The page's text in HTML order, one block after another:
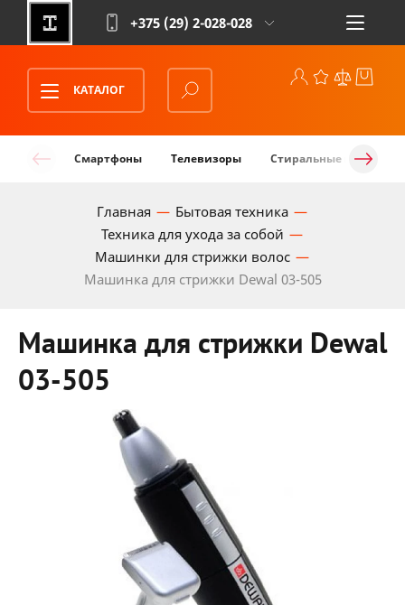
+375 (29) 2-028-028
КАТАЛОГ
Смартфоны Телевизоры Стиральные машины
Главная
Бытовая техника
Техника для ухода за собой
Машинки для стрижки волос
Машинка для стрижки Dewal 03-505
Машинка для стрижки Dewal
03-505